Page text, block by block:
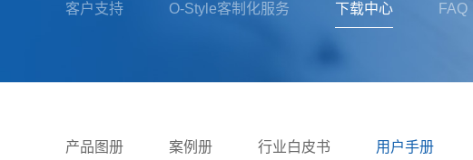
客户支持 O-Style客制化服务 下载中心 FAQ
产品图册 案例册 行业白皮书 用户手册